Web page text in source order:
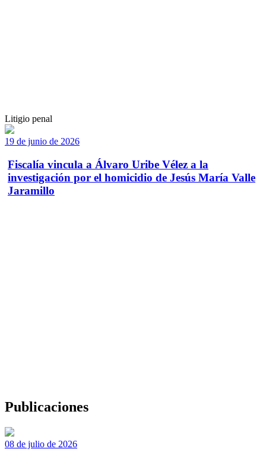
Litigio penal
19 de junio de 2026
Fiscalía vincula a Álvaro Uribe Vélez a la
investigación por el homicidio de Jesús María Valle
Jaramillo
Publicaciones
08 de julio de 2026